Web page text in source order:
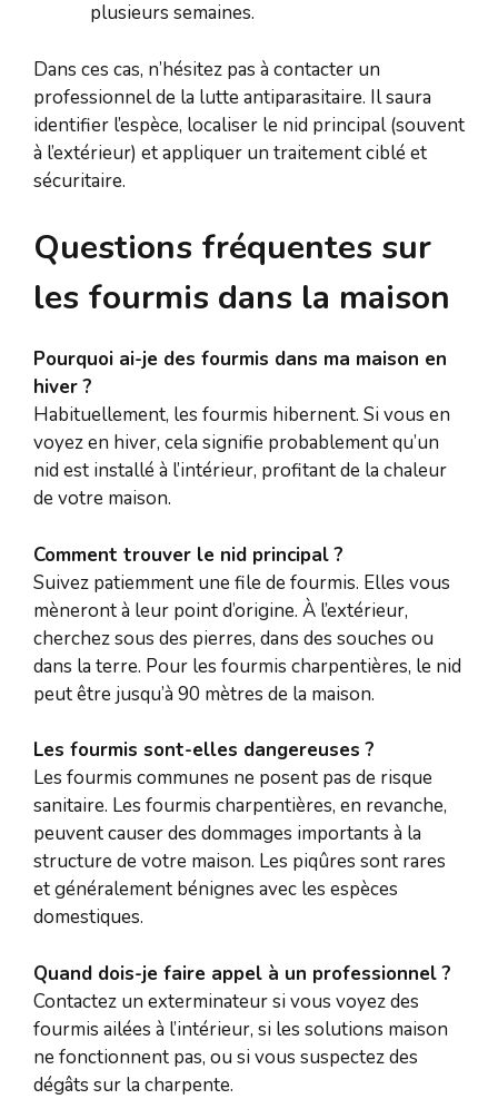
plusieurs semaines.
Dans ces cas, n’hésitez pas à contacter un
professionnel de la lutte antiparasitaire. Il saura
identifier l’espèce, localiser le nid principal (souvent
à l’extérieur) et appliquer un traitement ciblé et
sécuritaire.
Questions fréquentes sur
les fourmis dans la maison
Pourquoi ai-je des fourmis dans ma maison en
hiver ?
Habituellement, les fourmis hibernent. Si vous en
voyez en hiver, cela signifie probablement qu’un
nid est installé à l’intérieur, profitant de la chaleur
de votre maison.
Comment trouver le nid principal ?
Suivez patiemment une file de fourmis. Elles vous
mèneront à leur point d’origine. À l’extérieur,
cherchez sous des pierres, dans des souches ou
dans la terre. Pour les fourmis charpentières, le nid
peut être jusqu’à 90 mètres de la maison.
Les fourmis sont-elles dangereuses ?
Les fourmis communes ne posent pas de risque
sanitaire. Les fourmis charpentières, en revanche,
peuvent causer des dommages importants à la
structure de votre maison. Les piqûres sont rares
et généralement bénignes avec les espèces
domestiques.
Quand dois-je faire appel à un professionnel ?
Contactez un exterminateur si vous voyez des
fourmis ailées à l’intérieur, si les solutions maison
ne fonctionnent pas, ou si vous suspectez des
dégâts sur la charpente.